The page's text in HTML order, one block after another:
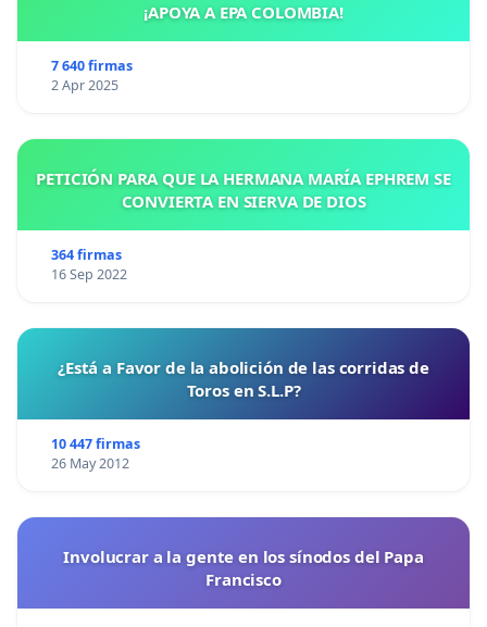
¡APOYA A EPA COLOMBIA!
7 640 firmas
2 Apr 2025
PETICIÓN PARA QUE LA HERMANA MARÍA EPHREM SE
CONVIERTA EN SIERVA DE DIOS
364 firmas
16 Sep 2022
¿Está a Favor de la abolición de las corridas de
Toros en S.L.P?
10 447 firmas
26 May 2012
Involucrar a la gente en los sínodos del Papa
Francisco